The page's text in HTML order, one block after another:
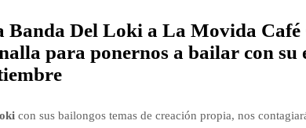
Banda Del Loki a La Movida Café
para ponernos a bailar con su
con sus bailongos temas de creación propia, nos